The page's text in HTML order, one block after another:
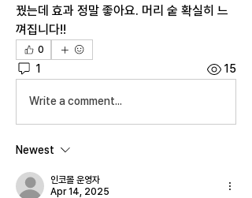
꿨는데 효과 정말 좋아요. 머리 숱 확실히 느
껴집니다!!
0
1 15
Write a comment...
Newest
인코몰 운영자
Apr 14, 2025